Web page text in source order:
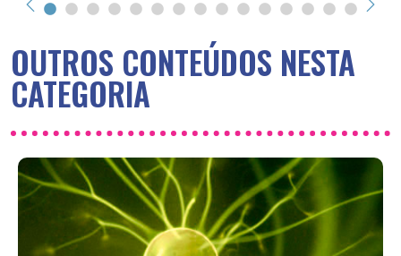
OUTROS CONTEÚDOS NESTA
CATEGORIA